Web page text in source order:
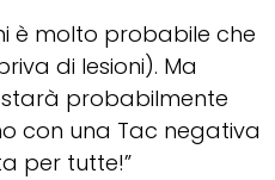
è molto probabile che
di lesioni). Ma
probabilmente
con una Tac negativa
per tutte!”